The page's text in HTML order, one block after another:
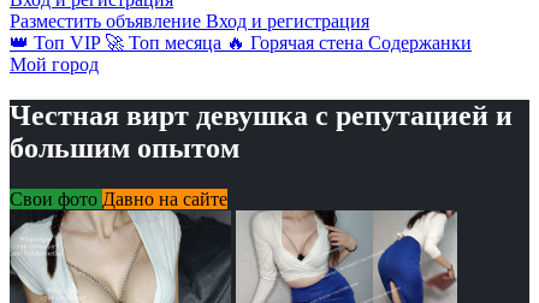
Разместить объявление Вход и регистрация
👑 Топ VIP 🚀 Топ месяца 🔥 Горячая стена Содержанки
Мой город
Честная вирт девушка с репутацией и
большим опытом
Свои фото Давно на сайте